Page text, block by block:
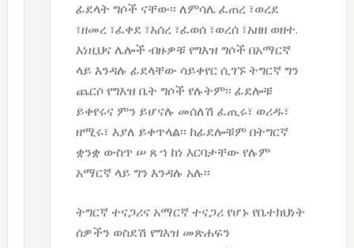
ፊደላት ግሶች ናቸው፡፡ ለምሳሌ ፈጠረ ፣ወረደ
፣ዘመረ ፣ፈቀደ ፣አሰረ ፣ፈወሰ ፣ወረሰ ፣አዘዘ ወዘተ.
እነዚህና ሌሎች ብዙዎቹ የግእዝ ግሶች በአማርኛ
ላይ እንዳሉ ፊደላቸው ሳይቀየር ሲገኙ ትግርኛ ግን
ጨርሶ የግእዝ ቤት ግሶች የሉትም፡፡ ፊደሎቹ
ይቀየሩና ምን ይሆናሉ መሰለሽ ፈጢሩ፣ ወሪዱ፣
ዘሚሩ፣ እያለ ይቀጥላል፡፡ ከፊደሎቹም በትግርኛ
ቋንቋ ውስጥ ሠ ጸ ኀ ከነ እርባታቸው የሉም
አማርኛ ላይ ግን እንዳሉ አሉ፡፡
ትግርኛ ተናጋሪና አማርኛ ተናጋሪ የሆኑ የቤተክህነት
ሰዎችን ወስደሽ የግእዝ መጽሐፍን